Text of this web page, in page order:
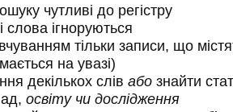
чутливі до регістру
слова ігноруються
тільки записи, що
мається на увазі)
декількох слів або знайти
освіту чи дослідження